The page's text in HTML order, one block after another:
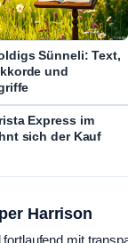
Sünneli: Text,
und
Express im
sich der Kauf
Harrison